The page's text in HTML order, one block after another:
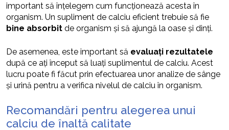
important să înțelegem cum funcționează acesta în
organism. Un supliment de calciu eficient trebuie să fie
bine absorbit de organism și să ajungă la oase și dinți.
De asemenea, este important să evaluați rezultatele
după ce ați început să luați suplimentul de calciu. Acest
lucru poate fi făcut prin efectuarea unor analize de sânge
și urină pentru a verifica nivelul de calciu în organism.
Recomandări pentru alegerea unui
calciu de înaltă calitate